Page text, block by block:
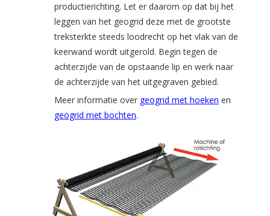
productierichting. Let er daarom op dat bij het
leggen van het geogrid deze met de grootste
treksterkte steeds loodrecht op het vlak van de
keerwand wordt uitgerold. Begin tegen de
achterzijde van de opstaande lip en werk naar
de achterzijde van het uitgegraven gebied.
Meer informatie over geogrid met hoeken en
geogrid met bochten.